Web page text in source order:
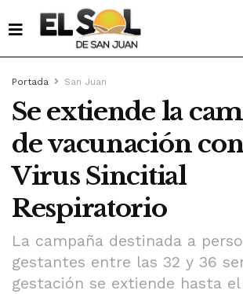
Portada San Juan
Se extiende la
de vacunación
Virus Sincitial
Respiratorio
La campaña destinada a
gestantes entre las 32 y 36
gestación se extiende hasta el